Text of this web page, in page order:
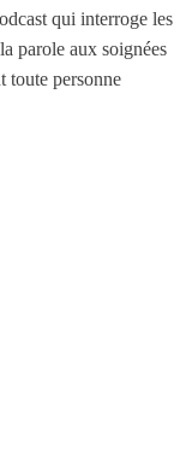
qui interroge les
parole aux soignées
toute personne